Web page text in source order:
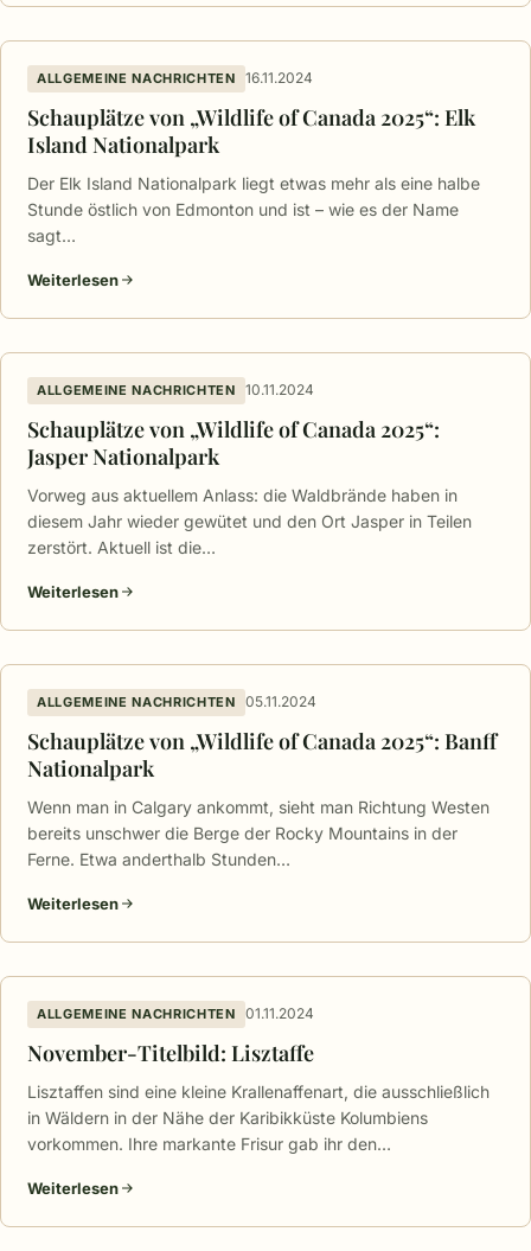
ALLGEMEINE NACHRICHTEN 16.11.2024
Schauplätze von „Wildlife of Canada 2025“: Elk
Island Nationalpark
Der Elk Island Nationalpark liegt etwas mehr als eine halbe
Stunde östlich von Edmonton und ist – wie es der Name
sagt…
Weiterlesen
ALLGEMEINE NACHRICHTEN 10.11.2024
Schauplätze von „Wildlife of Canada 2025“:
Jasper Nationalpark
Vorweg aus aktuellem Anlass: die Waldbrände haben in
diesem Jahr wieder gewütet und den Ort Jasper in Teilen
zerstört. Aktuell ist die…
Weiterlesen
ALLGEMEINE NACHRICHTEN 05.11.2024
Schauplätze von „Wildlife of Canada 2025“: Banff
Nationalpark
Wenn man in Calgary ankommt, sieht man Richtung Westen
bereits unschwer die Berge der Rocky Mountains in der
Ferne. Etwa anderthalb Stunden…
Weiterlesen
ALLGEMEINE NACHRICHTEN 01.11.2024
November-Titelbild: Lisztaffe
Lisztaffen sind eine kleine Krallenaffenart, die ausschließlich
in Wäldern in der Nähe der Karibikküste Kolumbiens
vorkommen. Ihre markante Frisur gab ihr den…
Weiterlesen